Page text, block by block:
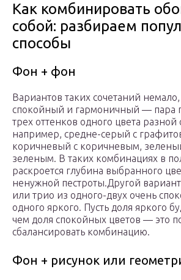
Как комбинировать
собой: разбираем
способы
Фон + фон
Вариантов таких сочетаний
спокойный и гармоничный — пара
трех оттенков одного цвета
например, средне-серый с
коричневый с коричневым,
зеленым. В таких комбинациях в
раскроется глубина выбранного
ненужной пестроты.Другой
или трио из одного-двух очень
одного яркого. Пусть доля яркого
чем доля спокойных цветов — это
сбалансировать комбинацию.
Фон + рисунок или